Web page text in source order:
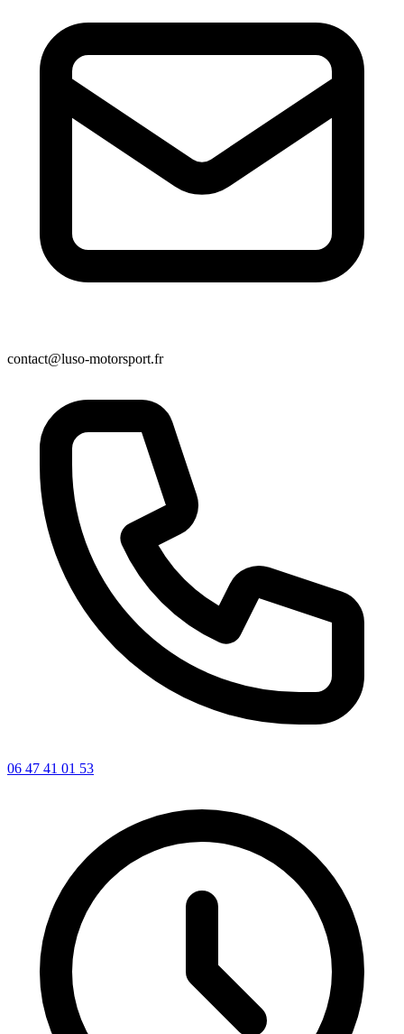
contact@luso-motorsport.fr
06 47 41 01 53